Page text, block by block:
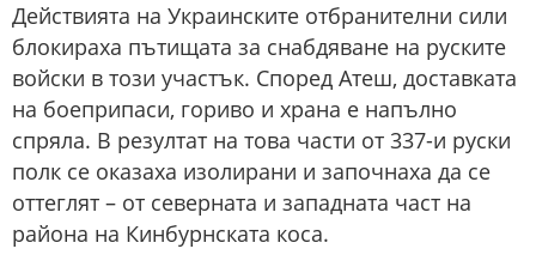
Действията на Украинските отбранителни сили
блокираха пътищата за снабдяване на руските
войски в този участък. Според Атеш, доставката
на боеприпаси, гориво и храна е напълно
спряла. В резултат на това части от 337-и руски
полк се оказаха изолирани и започнаха да се
оттеглят – от северната и западната част на
района на Кинбурнската коса.